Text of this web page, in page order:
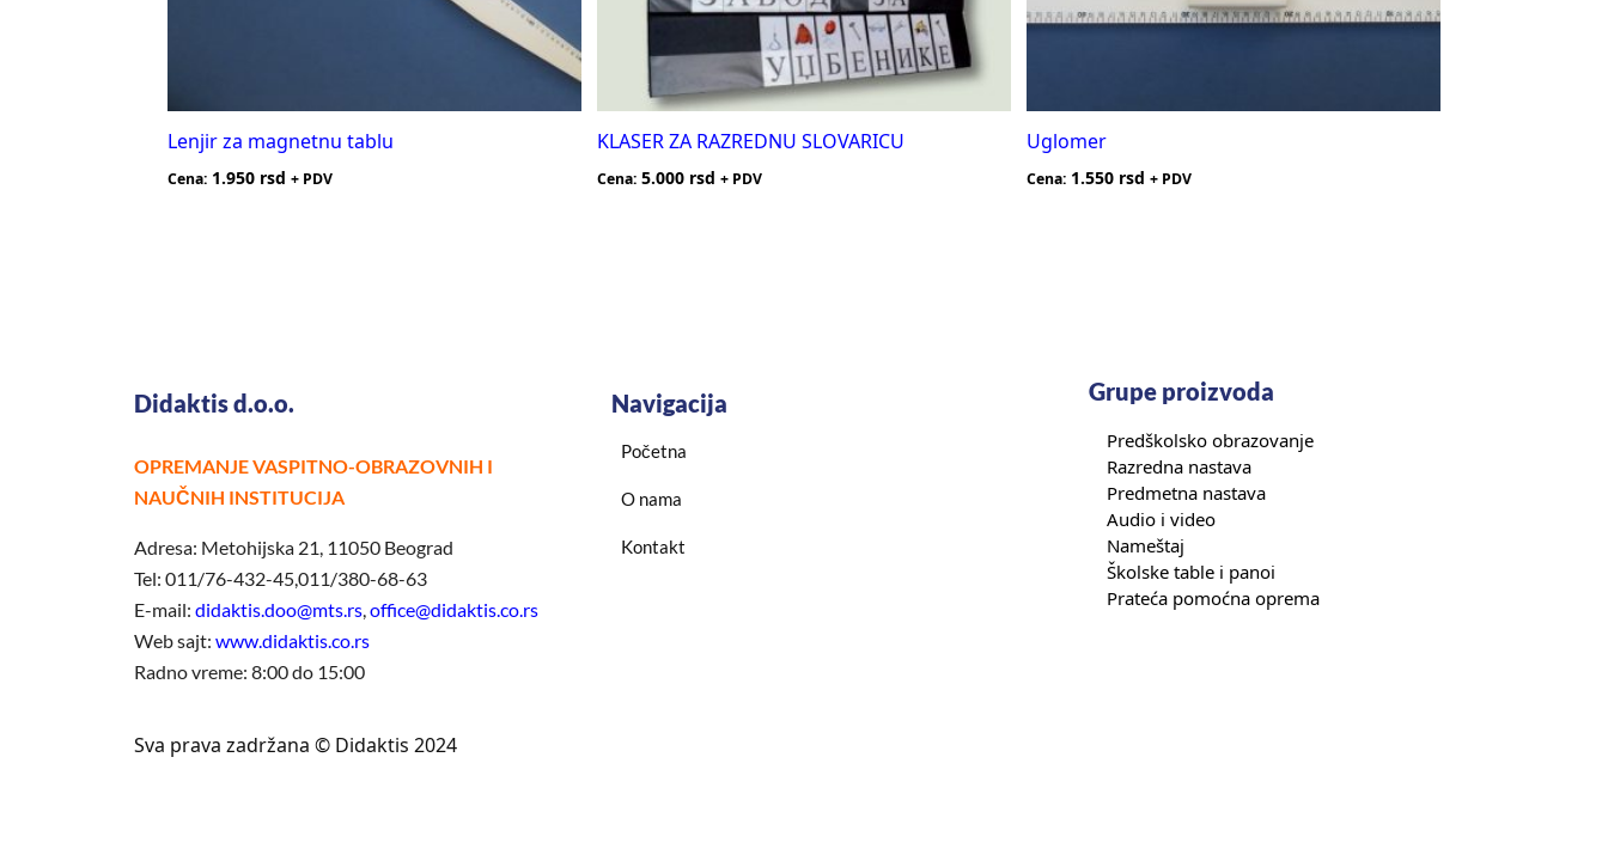
Lenjir za magnetnu tablu
Cena: 1.950 rsd + PDV
KLASER ZA RAZREDNU SLOVARICU
Cena: 5.000 rsd + PDV
Uglomer
Cena: 1.550 rsd + PDV
Didaktis d.o.o.
OPREMANJE VASPITNO-OBRAZOVNIH I
NAUČNIH INSTITUCIJA
Adresa: Metohijska 21, 11050 Beograd
Tel: 011/76-432-45,011/380-68-63
E-mail: didaktis.doo@mts.rs office@didaktis.co.rs
Web sajt: www.didaktis.co.rs
Radno vreme: 8:00 do 15:00
Navigacija
Početna
O nama
Kontakt
Grupe proizvoda
Predškolsko obrazovanje
Razredna nastava
Predmetna nastava
Audio i video
Nameštaj
Školske table i panoi
Prateća pomoćna oprema
Sva prava zadržana © Didaktis 2024